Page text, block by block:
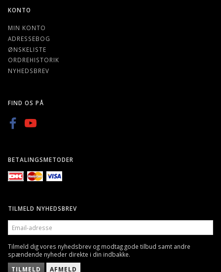
KONTO
MIN KONTO
ADRESSEBOG
ØNSKELISTE
ORDREHISTORIK
NYHEDSBREV
FIND OS PÅ
BETALINGSMETODER
TILMELD NYHEDSBREV
EMAIL-
ADRESSE
Tilmeld dig vores nyhedsbrev og modtag gode tilbud samt andre
spændende nyheder direkte i din indbakke.
TILMELD AFMELD